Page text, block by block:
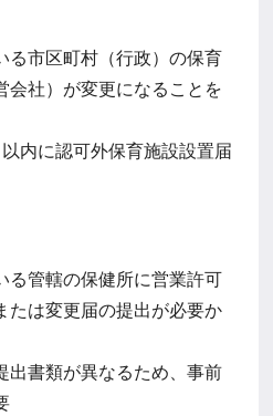
る市区町村（行政）の保育
会社）が変更になることを
内に認可外保育施設設置届
る管轄の保健所に営業許可
たは変更届の提出が必要か
書類が異なるため、事前